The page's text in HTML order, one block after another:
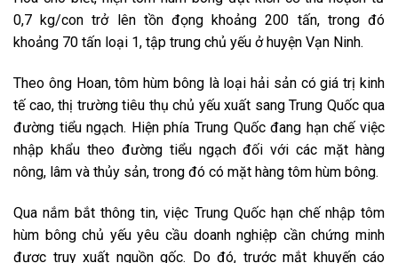
0,7 kg/con trở lên tồn đọng khoảng 200 tấn, trong đó
khoảng 70 tấn loại 1, tập trung chủ yếu ở huyện Vạn Ninh.
Theo ông Hoan, tôm hùm bông là loại hải sản có giá trị kinh
tế cao, thị trường tiêu thụ chủ yếu xuất sang Trung Quốc qua
đường tiểu ngạch. Hiện phía Trung Quốc đang hạn chế việc
nhập khẩu theo đường tiểu ngạch đối với các mặt hàng
nông, lâm và thủy sản, trong đó có mặt hàng tôm hùm bông.
Qua nắm bắt thông tin, việc Trung Quốc hạn chế nhập tôm
hùm bông chủ yếu yêu cầu doanh nghiệp cần chứng minh
được truy xuất nguồn gốc. Do đó, trước mắt khuyến cáo